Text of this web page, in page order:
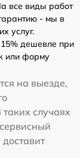
все виды работ
- мы в
услуг.
15% дешевле при
или форму
на выезде,
случаях